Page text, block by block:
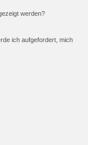
werden?
ich aufgefordert, mich